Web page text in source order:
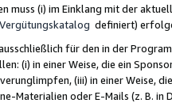
muss (i) im Einklang mit der
Vergütungskatalog definiert)
für den in der
(i) in einer Weise, die ein
(iii) in einer Weise,
Materialien oder E-Mails (z. B. in